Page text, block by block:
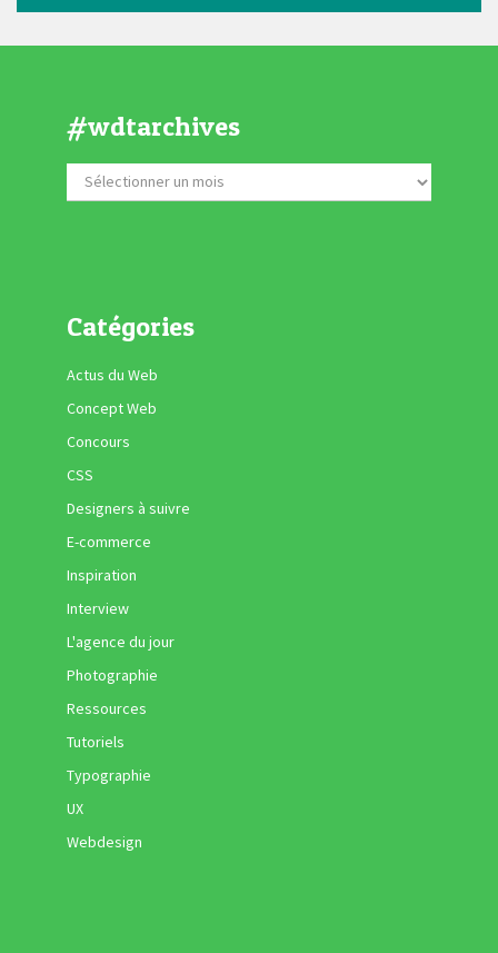
#wdtarchives
Catégories
Actus du Web
Concept Web
Concours
CSS
Designers à suivre
E-commerce
Inspiration
Interview
L'agence du jour
Photographie
Ressources
Tutoriels
Typographie
UX
Webdesign